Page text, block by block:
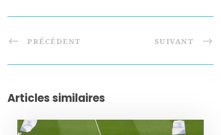
PRÉCÉDENT SUIVANT
Articles similaires